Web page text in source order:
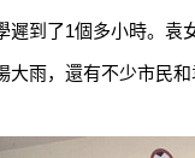
遲到了1個多小時。
大雨，還有不少市民